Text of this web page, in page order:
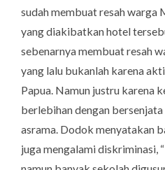
sudah membuat resah warga
yang diakibatkan hotel
sebenarnya membuat resah
yang lalu bukanlah karena
Papua. Namun justru karena
berlebihan dengan
asrama. Dodok menyatakan
juga mengalami diskriminasi,